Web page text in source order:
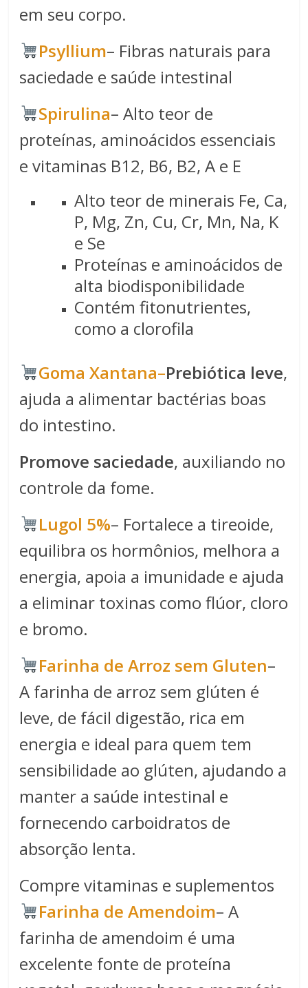
em seu corpo.
Psyllium– Fibras naturais para
saciedade e saúde intestinal
Spirulina​– Alto teor de
proteínas, aminoácidos essenciais
e vitaminas B12, B6, B2, A e E
Alto teor de minerais Fe, Ca,
P, Mg, Zn, Cu, Cr, Mn, Na, K
e Se
Proteínas e aminoácidos de
alta biodisponibilidade
Contém fitonutrientes,
como a clorofila
​​Goma Xantana​–Prebiótica leve,
ajuda a alimentar bactérias boas
do intestino.
Promove saciedade, auxiliando no
controle da fome.
Lugol 5%– Fortalece a tireoide,
equilibra os hormônios, melhora a
energia, apoia a imunidade e ajuda
a eliminar toxinas como flúor, cloro
e bromo.
Farinha de Arroz sem Gluten–
A farinha de arroz sem glúten é
leve, de fácil digestão, rica em
energia e ideal para quem tem
sensibilidade ao glúten, ajudando a
manter a saúde intestinal e
fornecendo carboidratos de
absorção lenta.
Compre vitaminas e suplementos
Farinha de Amendoim– A
farinha de amendoim é uma
excelente fonte de proteína